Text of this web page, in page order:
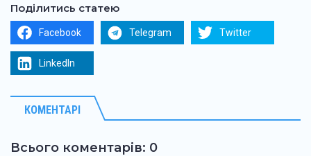
Поділитись статею
Facebook Telegram Twitter
LinkedIn
КОМЕНТАРІ
Всього коментарів: 0